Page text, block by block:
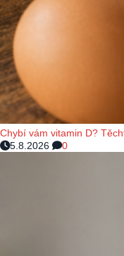
Chybí vám vitamin D?
5.8.2026
0